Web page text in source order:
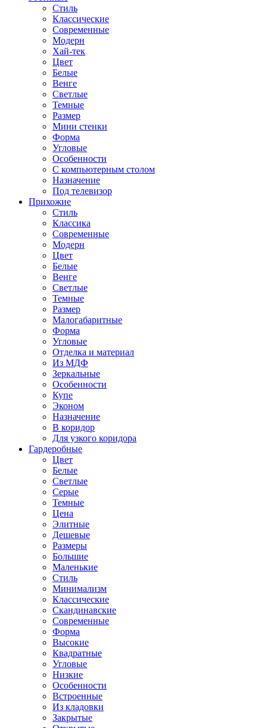
Стиль
Классические
Современные
Модерн
Хай-тек
Цвет
Белые
Венге
Светлые
Темные
Размер
Мини стенки
Форма
Угловые
Особенности
С компьютерным столом
Назначение
Под телевизор
Прихожие
Стиль
Классика
Современные
Модерн
Цвет
Белые
Венге
Светлые
Темные
Размер
Малогабаритные
Форма
Угловые
Отделка и материал
Из МДФ
Зеркальные
Особенности
Купе
Эконом
Назначение
В коридор
Для узкого коридора
Гардеробные
Цвет
Белые
Светлые
Серые
Темные
Цена
Элитные
Дешевые
Размеры
Большие
Маленькие
Стиль
Минимализм
Классические
Скандинавские
Современные
Форма
Высокие
Квадратные
Угловые
Низкие
Особенности
Встроенные
Из кладовки
Закрытые